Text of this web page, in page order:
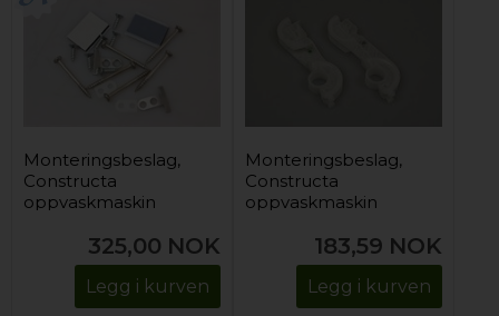
Monteringsbeslag,
Constructa
oppvaskmaskin
325,00 NOK
Legg i kurven
Monteringsbeslag,
Constructa
oppvaskmaskin
183,59 NOK
Legg i kurven